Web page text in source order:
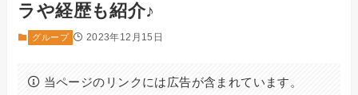
ラや経歴も紹介♪
グループ 2023年12月15日
当ページのリンクには広告が含まれています。